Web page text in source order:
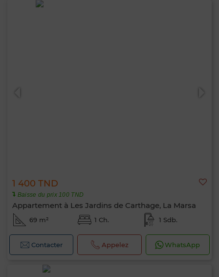
1 400 TND
Baisse du prix 100 TND
Appartement à Les Jardins de Carthage, La Marsa
69 m² 1 Ch. 1 Sdb.
Contacter Appelez WhatsApp